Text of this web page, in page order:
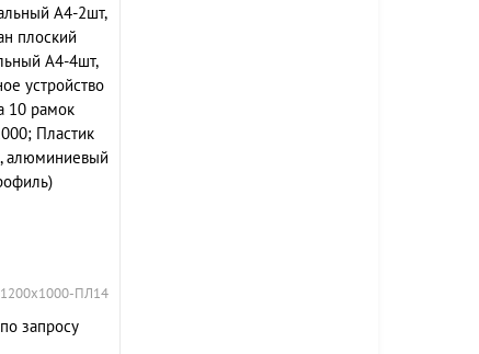
А4-2шт,
плоский
А4-4шт,
устройство
10 рамок
Пластик
алюминиевый
1200х1000-ПЛ14
запросу